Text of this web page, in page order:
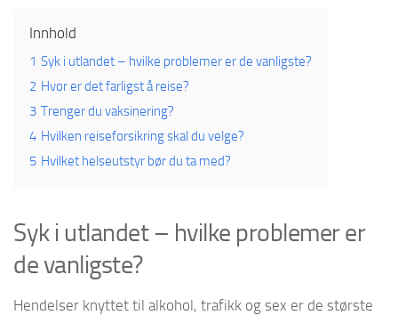
Innhold
1 Syk i utlandet – hvilke problemer er de vanligste?
2 Hvor er det farligst å reise?
3 Trenger du vaksinering?
4 Hvilken reiseforsikring skal du velge?
5 Hvilket helseutstyr bør du ta med?
Syk i utlandet – hvilke problemer er
de vanligste?
Hendelser knyttet til alkohol, trafikk og sex er de største